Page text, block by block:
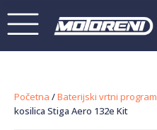
Početna /Baterijski vrtni program
kosilica Stiga Aero 132e Kit